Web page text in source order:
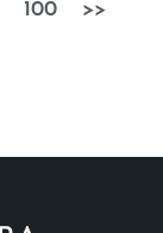
100 >>